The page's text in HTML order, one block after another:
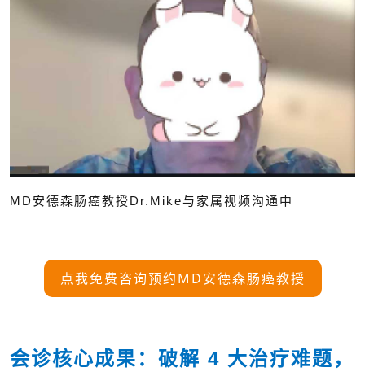
MD安德森肠癌教授Dr.Mike与家属视频沟通中
点我免费咨询预约MD安德森肠癌教授
会诊核心成果：破解 4 大治疗难题，